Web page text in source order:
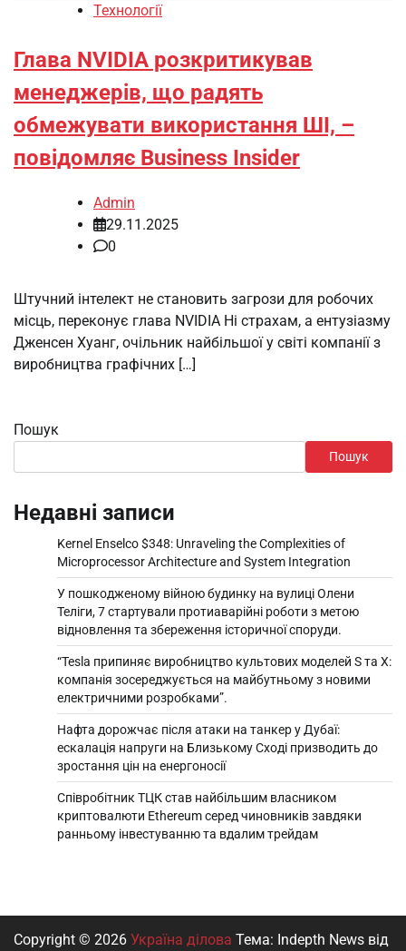
Технології
Глава NVIDIA розкритикував
менеджерів, що радять
обмежувати використання ШІ, –
повідомляє Business Insider
Admin
29.11.2025
0
Штучний інтелект не становить загрози для робочих
місць, переконує глава NVIDIA Ні страхам, а ентузіазму
Дженсен Хуанг, очільник найбільшої у світі компанії з
виробництва графічних […]
Пошук
Пошук
Недавні записи
Kernel Enselco $348: Unraveling the Complexities of
Microprocessor Architecture and System Integration
У пошкодженому війною будинку на вулиці Олени
Теліги, 7 стартували протиаварійні роботи з метою
відновлення та збереження історичної споруди.
“Tesla припиняє виробництво культових моделей S та X:
компанія зосереджується на майбутньому з новими
електричними розробками”.
Нафта дорожчає після атаки на танкер у Дубаї:
ескалація напруги на Близькому Сході призводить до
зростання цін на енергоносії
Співробітник ТЦК став найбільшим власником
криптовалюти Ethereum серед чиновників завдяки
ранньому інвестуванню та вдалим трейдам
Copyright © 2026 Україна ділова Тема: Indepth News від